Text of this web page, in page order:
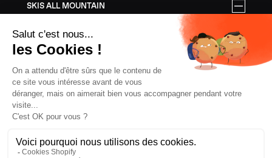
SKIS ALL MOUNTAIN
Guide des tailles All Mountain
Cartes Cadeaux
Last Chance
ÉQUIPEMENT
Tout l'Équipement
Casques
Fixations
Bâtons
Couteaux
Textile